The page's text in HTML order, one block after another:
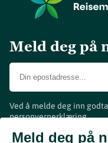
Meld deg på
Ved å melde deg inn
personvernerklæring.
Meld deg på